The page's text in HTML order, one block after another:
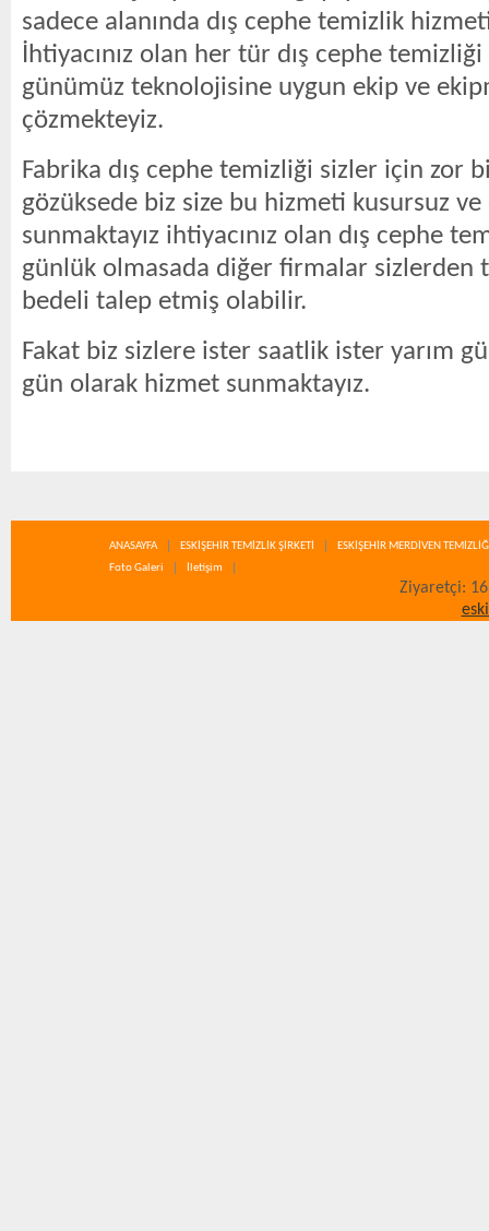
sadece alanında dış cephe temizlik
İhtiyacınız olan her tür dış cephe temizliği
günümüz teknolojisine uygun ekip ve
çözmekteyiz.
Fabrika dış cephe temizliği sizler için zor
gözüksede biz size bu hizmeti kusursuz
sunmaktayız ihtiyacınız olan dış cephe
günlük olmasada diğer firmalar sizlerden
bedeli talep etmiş olabilir.
Fakat biz sizlere ister saatlik ister yarım
gün olarak hizmet sunmaktayız.
ANASAYFA ESKİŞEHİR TEMİZLİK ŞİRKETİ
ESKİŞEHİR MERDİVEN
Foto Galeri
İletişim
Ziyaretçi: